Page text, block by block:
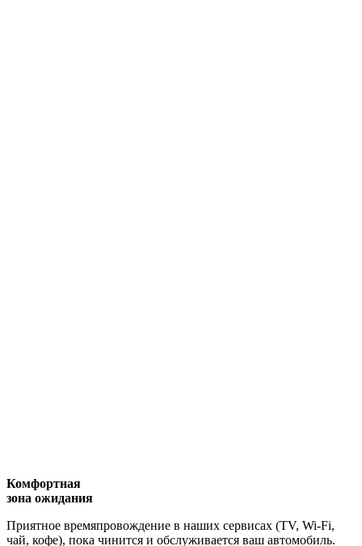
Комфортная
зона ожидания
Приятное времяпровождение в наших сервисах (TV, Wi-Fi,
чай, кофе), пока чинится и обслуживается ваш автомобиль.